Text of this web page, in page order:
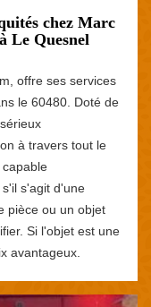
chez Marc
Le Quesnel
offre ses services
le 60480. Doté de
à travers tout le
s'agit d'une
pièce ou un objet
Si l'objet est une
avantageux.